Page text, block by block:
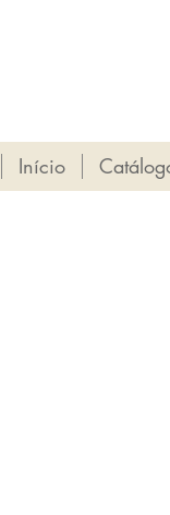
Início